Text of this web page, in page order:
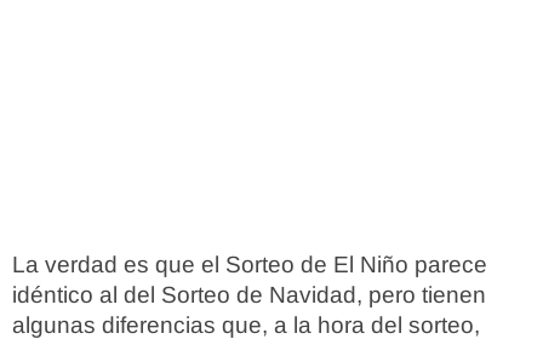
La verdad es que el Sorteo de El Niño parece
idéntico al del Sorteo de Navidad, pero tienen
algunas diferencias que, a la hora del sorteo,